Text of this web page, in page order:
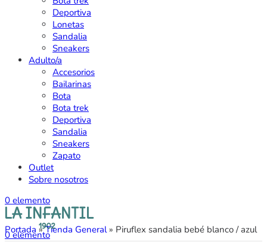
Deportiva
Lonetas
Sandalia
Sneakers
Adulto/a
Accesorios
Bailarinas
Bota
Bota trek
Deportiva
Sandalia
Sneakers
Zapato
Outlet
Sobre nosotros
0 elemento
0elemento
Portada »Tienda General» Piruflex sandalia bebé blanco / azul